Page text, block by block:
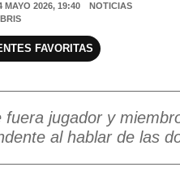
MAYO 2026, 19:40
NOTICIAS
FAVORITAS
fuera jugador y
al hablar de las